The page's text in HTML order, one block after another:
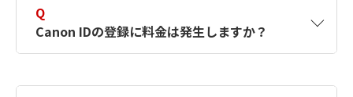
択したサービスから取得します。アカウントを
簡単に作成できるように、この情報を使用して
Canon IDの登録フォームを入力します。
Q
Canon IDの登録に料金は発生しますか？